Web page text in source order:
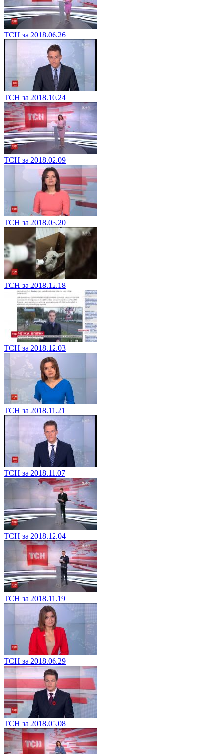
ТСН за 2018.06.26
ТСН за 2018.10.24
ТСН за 2018.02.09
ТСН за 2018.03.20
ТСН за 2018.12.18
ТСН за 2018.12.03
ТСН за 2018.11.21
ТСН за 2018.11.07
ТСН за 2018.12.04
ТСН за 2018.11.19
ТСН за 2018.06.29
ТСН за 2018.05.08